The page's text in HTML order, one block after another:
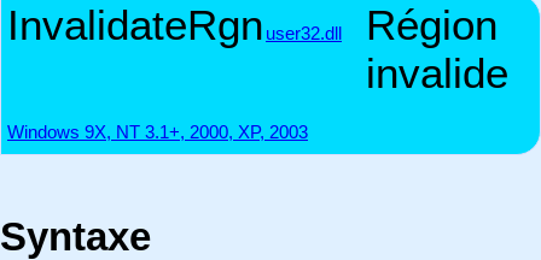
InvalidateRgn user32.dll
Région
invalide
Windows 9X, NT 3.1+, 2000, XP, 2003
Syntaxe